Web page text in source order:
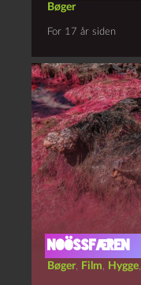
Bøger
For 17 år siden
noössfæren
Bøger, Film, Hygge,